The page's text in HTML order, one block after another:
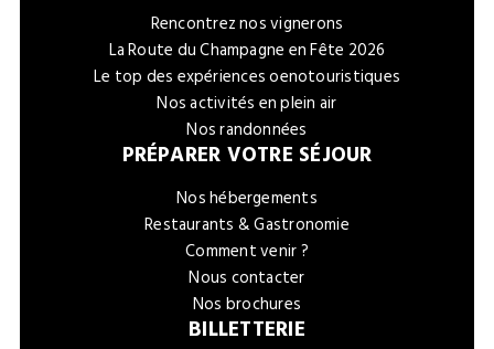
Rencontrez nos vignerons
La Route du Champagne en Fête 2026
Le top des expériences oenotouristiques
Nos activités en plein air
Nos randonnées
PRÉPARER VOTRE SÉJOUR
Nos hébergements
Restaurants & Gastronomie
Comment venir ?
Nous contacter
Nos brochures
BILLETTERIE